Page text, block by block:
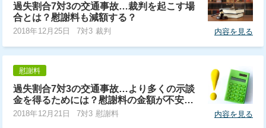
過失割合7対3の交通事故…裁判を起こす場
合とは？慰謝料も減額する？
2018年12月25日 7対3 裁判 内容を見る
慰謝料
過失割合7対3の交通事故…より多くの示談
金を得るためには？慰謝料の金額が不安…
2018年12月21日 7対3 慰謝料 内容を見る